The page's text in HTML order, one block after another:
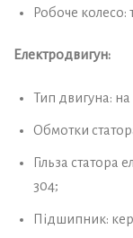
Робоче колесо:
Електродвигун:
Тип двигуна:
Обмотки
Гільза статора
304;
Підшипник: